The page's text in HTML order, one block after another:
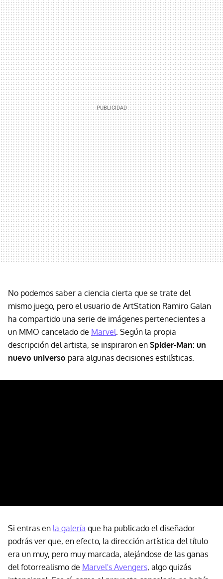
No podemos saber a ciencia cierta que se trate del
mismo juego, pero el usuario de ArtStation Ramiro Galan
ha compartido una serie de imágenes pertenecientes a
un MMO cancelado de Marvel . Según la propia
descripción del artista, se inspiraron en Spider-Man: un
nuevo universo para algunas decisiones estilísticas.
Si entras en la galería que ha publicado el diseñador
podrás ver que, en efecto, la dirección artística del título
era un muy, pero muy marcada, alejándose de las ganas
del fotorrealismo de Marvel's Avengers, algo quizás